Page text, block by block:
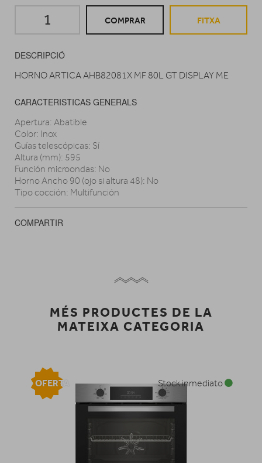
COMPRAR FITXA
DESCRIPCIÓ
HORNO ARTICA AHB82081X MF 80L GT DISPLAY ME
CARACTERISTICAS GENERALS
Apertura: Abatible
Color: Inox
Guías telescópicas: Sí
Altura (mm): 595
Función microondas: No
Horno Ancho 90 (ojo si altura 48): No
Tipo cocción: Multifunción
COMPARTIR
MÉS PRODUCTES DE LA
MATEIXA CATEGORIA
Stock inmediato
OFERTA